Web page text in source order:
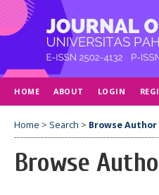
HOME ABOUT LOGIN
Home > Search > Browse Author
Browse